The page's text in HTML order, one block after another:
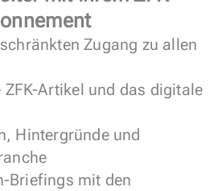
Zugang zu allen
Artikel und das digitale
Hintergründe und
Briefings mit den